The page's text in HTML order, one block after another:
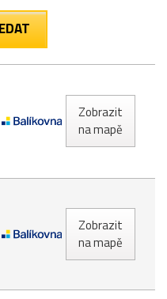
Zobrazit
na mapě
Zobrazit
na mapě